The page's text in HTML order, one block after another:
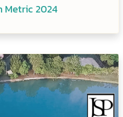
Metric 2024